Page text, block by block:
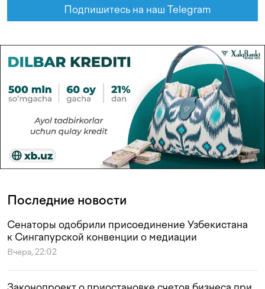
Подпишитесь на наш Telegram
Последние новости
Сенаторы одобрили присоединение Узбекистана
к Сингапурской конвенции о медиации
Вчера, 22:02